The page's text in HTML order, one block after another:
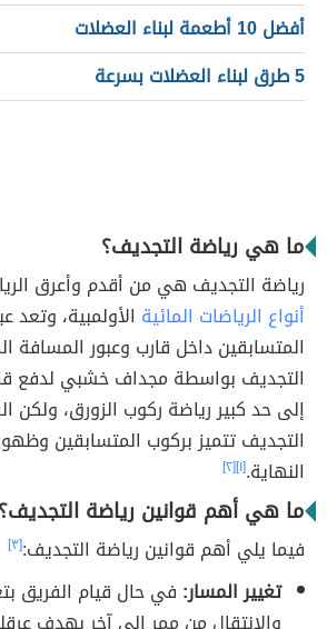
أفضل 10 أطعمة لبناء العضلات
5 طرق لبناء العضلات بسرعة
ما هي رياضة التجديف؟
رياضة التجديف هي من أقدم وأعرق
أنواع الرياضات المائية الأولمبية، وتعد
المتسابقين داخل قارب وعبور المسافة
التجديف بواسطة مجداف خشبي لدفع
إلى حد كبير رياضة ركوب الزورق، ولكن
التجديف تتميز بركوب المتسابقين
النهاية.[١] [٢]
ما هي أهم قوانين رياضة التجديف؟
فيما يلي أهم قوانين رياضة التجديف:[٣]
تغيير المسار: في حال قيام الفريق